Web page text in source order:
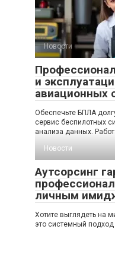
Новости
и
авиационных
Обеспечьте БПЛА
сервис беспилотных
анализа данных.
Новости
Аутсорсинг
личным
Хотите выглядеть на
это системный